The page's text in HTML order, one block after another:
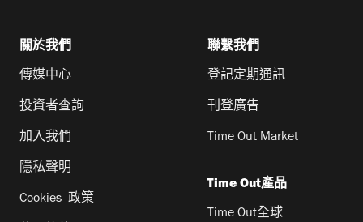
關於我們
傳媒中心
投資者查詢
加入我們
隱私聲明
Cookies 政策
聯繫我們
登記定期通訊
刊登廣告
Time Out Market
Time Out產品
Time Out全球